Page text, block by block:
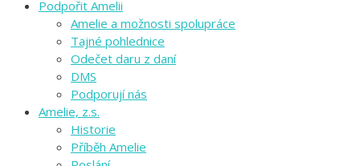
Podpořit Amelii
Amelie a možnosti spolupráce
Tajné pohlednice
Odečet daru z daní
DMS
Podporují nás
Amelie, z.s.
Historie
Příběh Amelie